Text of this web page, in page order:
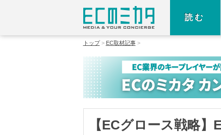
読む
トップ EC取材記事
【ECグロース戦略